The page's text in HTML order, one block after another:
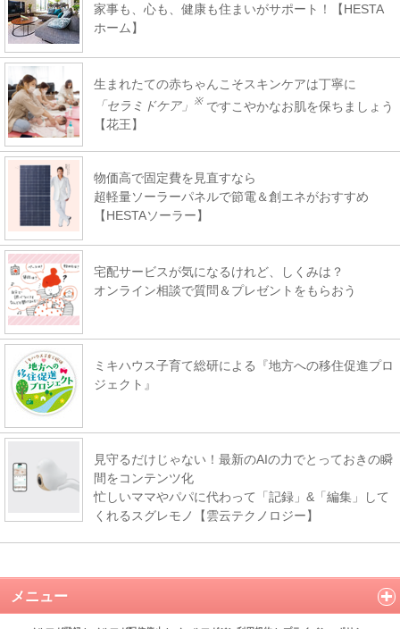
家事も、心も、健康も住まいがサポート！【HESTA
ホーム】
生まれたての赤ちゃんこそスキンケアは丁寧に
「セラミドケア」
※ ですこやかなお肌を保ちましょう
【花王】
物価高で固定費を見直すなら
超軽量ソーラーパネルで節電＆創エネがおすすめ
【HESTAソーラー】
宅配サービスが気になるけれど、しくみは？
オンライン相談で質問＆プレゼントをもらおう
ミキハウス子育て総研による『地方への移住促進プロ
ジェクト』
見守るだけじゃない！最新のAIの力でとっておきの瞬
間をコンテンツ化
忙しいママやパパに代わって「記録」&「編集」して
くれるスグレモノ【雲云テクノロジー】
メニュー